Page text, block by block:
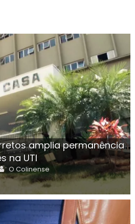
amplia permanência
na UTI
Author
O Colinense